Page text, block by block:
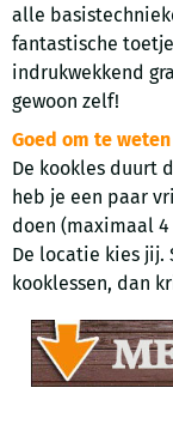
alle
fantastische
indrukwekkend
gewoon zelf!
Goed om te weten
De kookles duurt
heb je een paar
doen (maximaal
De locatie kies jij.
kooklessen, dan